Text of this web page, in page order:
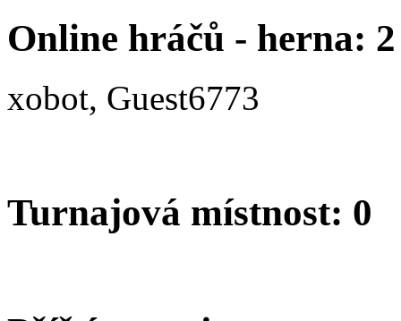
Online hráčů - herna: 2
xobot, Guest6773
Turnajová místnost: 0